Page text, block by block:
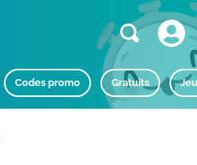
Codes promo Gratuits